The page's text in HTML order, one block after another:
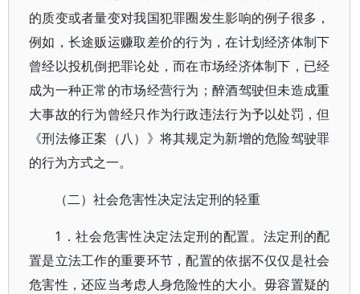
的质变或者量变对我国犯罪圈发生影响的例子很多，
例如，长途贩运赚取差价的行为，在计划经济体制下
曾经以投机倒把罪论处，而在市场经济体制下，已经
成为一种正常的市场经营行为；醉酒驾驶但未造成重
大事故的行为曾经只作为行政违法行为予以处罚，但
《刑法修正案（八）》将其规定为新增的危险驾驶罪
的行为方式之一。
（二）社会危害性决定法定刑的轻重
1．社会危害性决定法定刑的配置。法定刑的配
置是立法工作的重要环节，配置的依据不仅仅是社会
危害性，还应当考虑人身危险性的大小。毋容置疑的